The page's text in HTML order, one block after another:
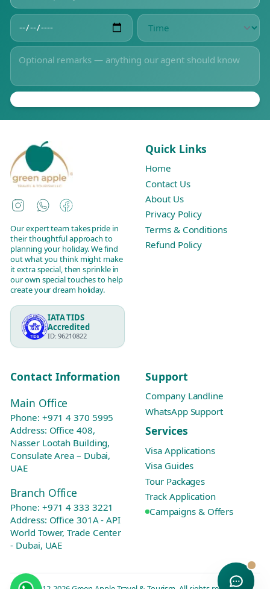
Instagram
WhatsAppFacebook
Our expert team takes pride in
their thoughtful approach to
planning your holiday. We find
out what you think might make
it extra special, then sprinkle in
our own special touches to help
create your dream holiday.
IATA TIDS
Accredited
ID: 96210822
Quick Links
Home
Contact Us
About Us
Privacy Policy
Terms & Conditions
Refund Policy
Contact Information
Main Office
Phone: +971 4 370 5995
Address: Office 408,
Nasser Lootah Building,
Consulate Area – Dubai,
UAE
Branch Office
Phone: +971 4 333 3221
Address: Office 301A - API
World Tower, Trade Center
- Dubai, UAE
Support
Company Landline
WhatsApp Support
Services
Visa Applications
Visa Guides
Tour Packages
Track Application
Campaigns & Offers